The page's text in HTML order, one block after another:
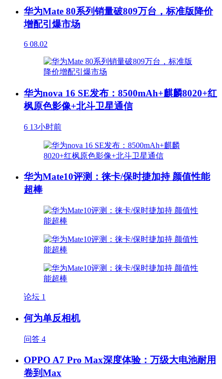
华为Mate 80系列销量破809万台，标准版降价
增配引爆市场
6 08.02
华为nova 16 SE发布：8500mAh+麒麟8020+红
枫原色影像+北斗卫星通信
6 13小时前
华为Mate10评测：徕卡/保时捷加持 颜值性能
超棒
论坛 1
何为单反相机
问答 4
OPPO A7 Pro Max深度体验：万级大电池耐用
卷到Max